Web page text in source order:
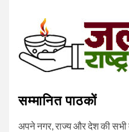
सम्मानित पाठकों
अपने नगर, राज्य और देश की सभी